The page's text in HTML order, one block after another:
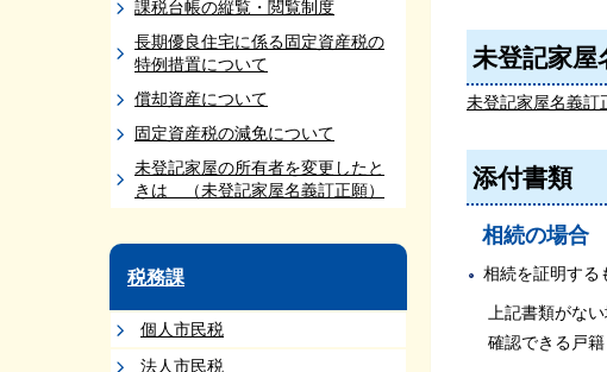
課税台帳の縦覧・閲覧制度
長期優良住宅に係る固定資産税の
特例措置について
償却資産について
固定資産税の減免について
未登記家屋の所有者を変更したと
きは （未登記家屋名義訂正願）
税務課
個人市民税
法人市民税
未登記家屋
未登記家屋名義訂
添付書類
相続の場合
相続を証明する
上記書類がない
確認できる戸籍